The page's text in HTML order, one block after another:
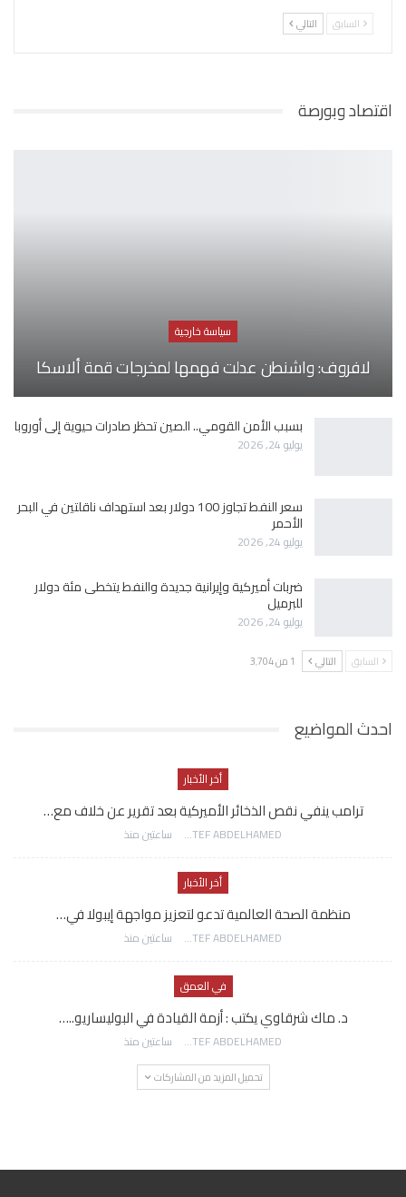
السابق التالي
اقتصاد وبورصة
سياسة خارجية
لافروف: واشنطن عدلت فهمها لمخرجات قمة ألاسكا
بسبب الأمن القومي.. الصين تحظر صادرات حيوية إلى أوروبا
يوليو 24, 2026
سعر النفط تجاوز 100 دولار بعد استهداف ناقلتين في البحر
الأحمر
يوليو 24, 2026
ضربات أميركية وإيرانية جديدة والنفط يتخطى مئة دولار
للبرميل
يوليو 24, 2026
السابق التالي 1 من 3٬704
احدث المواضيع
أخر الأخبار
ترامب ينفي نقص الذخائر الأميركية بعد تقرير عن خلاف مع…
AWATEF ABDELHAMED ساعتين منذ
أخر الأخبار
منظمة الصحة العالمية تدعو لتعزيز مواجهة إيبولا في…
AWATEF ABDELHAMED ساعتين منذ
في العمق
د. ماك شرقاوي يكتب : أزمة القيادة في البوليساريو..…
AWATEF ABDELHAMED ساعتين منذ
تحميل المزيد من المشاركات